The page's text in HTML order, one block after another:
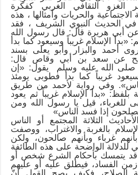
الغزو الثقافي الغربي كفكرة
الاجتماعية والحريات وأمثالها ، هذه
الحديث النبوي الشريف ، فقد
أبي هريرة قال: قال رسول الله
الإسلام غريباً وسيعود كما بدأ
أحمد والبزار وأبو يعلى بسند
عن سعد بن أبي وقاص قال:
الله عليه وسلم يقول: «إن
غريباً كما بدأ فطوبى يومئذ
وفي رواية لأحمد من طريق
«بدأ الإسلام غريباً ثم يعود
للغرباء، قيل يا رسول الله ومن
يصلحون إذا فسد الناس»
الثلاثة المجتمع أو الناس
بالغربة والاغتراب، ووصفت
غرباء وبأنهم صالحون، ولكن
للدلالة الواضحة على هذه الطائفة
إذ قد يتمسك بأحكام الشرع شخص أو
الفساد، فيطلق عليه أو عليهم
الصلاح، فكيف يصح القول إنّ